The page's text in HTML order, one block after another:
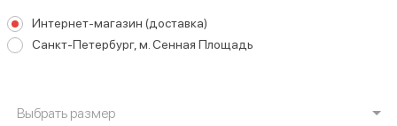
Интернет-магазин (доставка)
Санкт-Петербург, м. Сенная Площадь
Выбрать размер